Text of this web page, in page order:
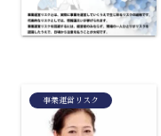
事業運営リスク